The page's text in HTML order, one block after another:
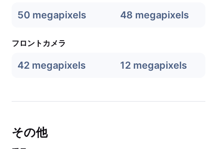
50 megapixels 48 megapixels
フロントカメラ
42 megapixels 12 megapixels
その他